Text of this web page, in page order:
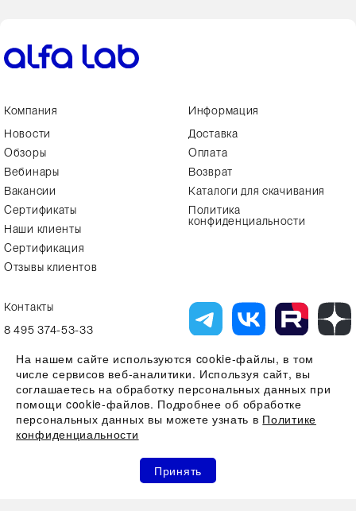
Избранное Сравнение
Компания
Новости
Обзоры
Вебинары
Вакансии
Сертификаты
Наши клиенты
Сертификация
Отзывы клиентов
Информация
Доставка
Оплата
Возврат
Каталоги для скачивания
Политика
конфиденциальности
Контакты
8 495 374-53-33
Вся представленная на сайте информация, касающаяся технических
характеристик, наличия на складе, стоимости товаров, носит
информационный характер и ни при каких условиях не является
публичной офертой, определяемой положениями Статьи 437(2)
Гражданского кодекса РФ
Все права защищены 2026 © ООО "Компания Альфа-Лаб" ИНН
7731644966 | ОГРН 1107746123121
На нашем сайте используются cookie-файлы, в том
числе сервисов веб-аналитики. Используя сайт, вы
соглашаетесь на обработку персональных данных при
помощи cookie-файлов. Подробнее об обработке
персональных данных вы можете узнать в Политике
конфиденциальности
Принять